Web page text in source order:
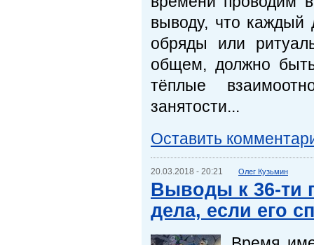
выводу, что
обряды или
общем, должно
тёплые
занятости...
Оставить
20.03.2018 - 20:21 Олег Кузьмин
Выводы к 36-ти
дела, если его